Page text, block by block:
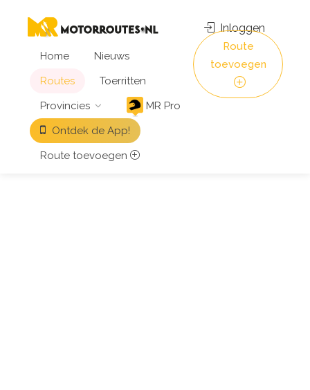
Home
Nieuws
Routes
Toerritten
Provincies
MR Pro
Ontdek de App!
Route toevoegen
Inloggen
Route
toevoegen